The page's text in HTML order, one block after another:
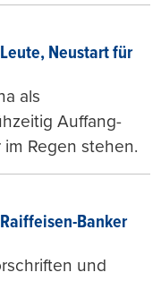
Neustart für
als
Auffang-
Regen stehen.
Banker
und